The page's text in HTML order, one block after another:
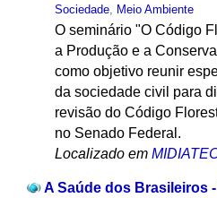
Sociedade, Meio Ambiente
O seminário "O Código
a Produção e a
como objetivo reunir
da sociedade civil para
revisão do Código
no Senado Federal.
Localizado em
A Saúde dos Brasileiros